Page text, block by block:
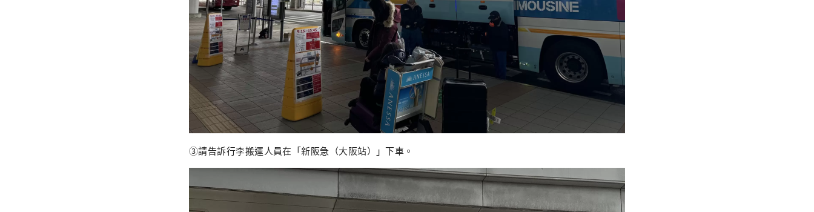
③請告訴行李搬運人員在「新阪急（大阪站）」下車。